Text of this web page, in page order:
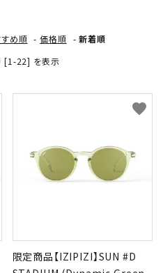
め順 -価格順 -新着順
[1-22] を表示
限定商品【IZIPIZI】SUN #D
favorite